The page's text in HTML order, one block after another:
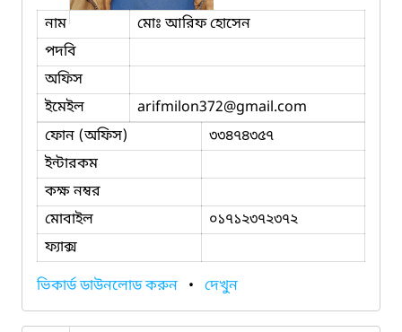
নাম
মোঃ আরিফ হোসেন
পদবি
অফিস
ইমেইল
arifmilon372@gmail.com
ফোন (অফিস)
৩৩৪৭৪৩৫৭
ইন্টারকম
কক্ষ নম্বর
মোবাইল
০১৭১২৩৭২৩৭২
ফ্যাক্স
ভিকার্ড ডাউনলোড করুন • দেখুন